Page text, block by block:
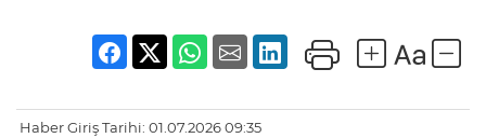
Haber Giriş Tarihi: 01.07.2026 09:35